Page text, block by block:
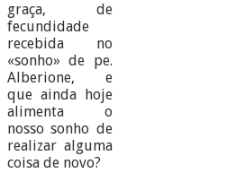
graça, de
fecundidade
recebida no
«sonho» de pe.
Alberione, e
que ainda hoje
alimenta o
nosso sonho de
realizar alguma
coisa de novo?